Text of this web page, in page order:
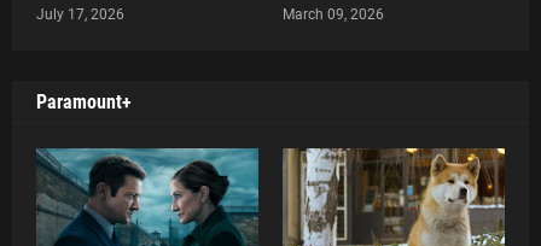
July 17, 2026 March 09, 2026
Paramount+